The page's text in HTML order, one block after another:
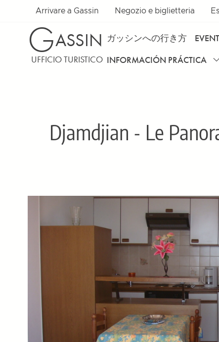
Arrivare a Gassin Negozio e biglietteria
GASSIN
UFFICIO TURISTICO
ガッシンへの行き方
INFORMACIÓN PRÁCTICA
Djamdjian - Le